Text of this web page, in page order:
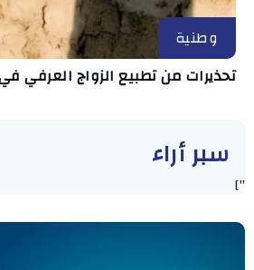
وطنية
تحذيرات من تطبيع الزواج العرفي
سبر أراء
"]